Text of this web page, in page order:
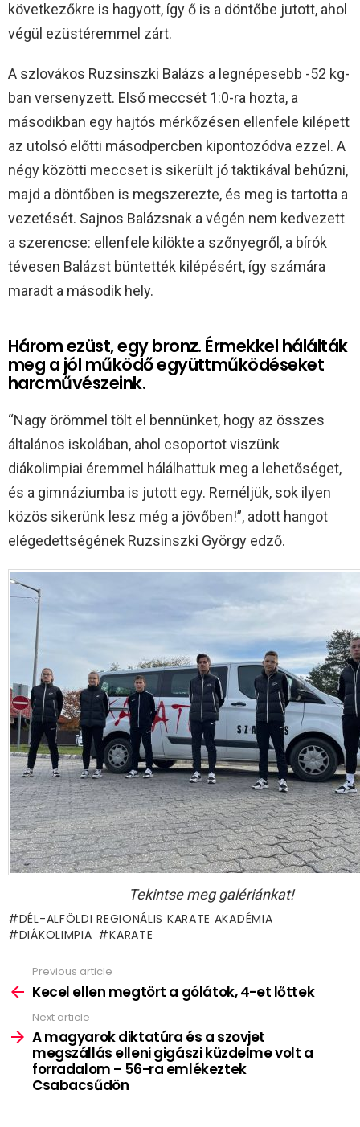
következőkre is hagyott, így ő is a döntőbe jutott, ahol
végül ezüstéremmel zárt.
A szlovákos Ruzsinszki Balázs a legnépesebb -52 kg-
ban versenyzett. Első meccsét 1:0-ra hozta, a
másodikban egy hajtós mérkőzésen ellenfele kilépett
az utolsó előtti másodpercben kipontozódva ezzel. A
négy közötti meccset is sikerült jó taktikával behúzni,
majd a döntőben is megszerezte, és meg is tartotta a
vezetését. Sajnos Balázsnak a végén nem kedvezett
a szerencse: ellenfele kilökte a szőnyegről, a bírók
tévesen Balázst büntették kilépésért, így számára
maradt a második hely.
Három ezüst, egy bronz. Érmekkel hálálták
meg a jól működő együttműködéseket
harcművészeink.
“Nagy örömmel tölt el bennünket, hogy az összes
általános iskolában, ahol csoportot viszünk
diákolimpiai éremmel hálálhattuk meg a lehetőséget,
és a gimnáziumba is jutott egy. Reméljük, sok ilyen
közös sikerünk lesz még a jövőben!”, adott hangot
elégedettségének Ruzsinszki György edző.
Tekintse meg galériánkat!
DÉL-ALFÖLDI REGIONÁLIS KARATE AKADÉMIA
DIÁKOLIMPIA
KARATE
more
Previous article
Kecel ellen megtört a gólátok, 4-et lőttek
Next article
A magyarok diktatúra és a szovjet
megszállás elleni gigászi küzdelme volt a
forradalom – 56-ra emlékeztek
Csabacsűdön